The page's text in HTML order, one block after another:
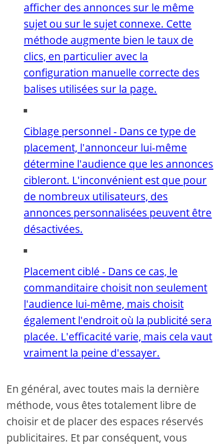
afficher des annonces sur le même
sujet ou sur le sujet connexe. Cette
méthode augmente bien le taux de
clics, en particulier avec la
configuration manuelle correcte des
balises utilisées sur la page.
Ciblage personnel - Dans ce type de
placement, l'annonceur lui-même
détermine l'audience que les annonces
cibleront. L'inconvénient est que pour
de nombreux utilisateurs, des
annonces personnalisées peuvent être
désactivées.
Placement ciblé - Dans ce cas, le
commanditaire choisit non seulement
l'audience lui-même, mais choisit
également l'endroit où la publicité sera
placée. L'efficacité varie, mais cela vaut
vraiment la peine d'essayer.
En général, avec toutes mais la dernière
méthode, vous êtes totalement libre de
choisir et de placer des espaces réservés
publicitaires. Et par conséquent, vous